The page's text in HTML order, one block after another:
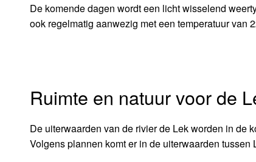
De komende dagen wordt een licht wisselend
ook regelmatig aanwezig met een temperatuur van
Ruimte en natuur voor de
De uiterwaarden van de rivier de Lek worden in de
Volgens plannen komt er in de uiterwaarden